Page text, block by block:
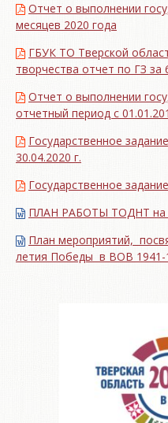
Отчет о выполнении
месяцев 2020 года
ГБУК ТО Тверской
творчества отчет по ГЗ за
Отчет о выполнении
отчетный период с
Государственное
30.04.2020 г.
Государственное
ПЛАН РАБОТЫ ТОДНТ на
План мероприятий,
летия Победы в ВОВ 1941-